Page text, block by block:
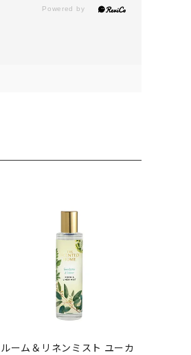
ルーム＆リネンミスト ユーカ